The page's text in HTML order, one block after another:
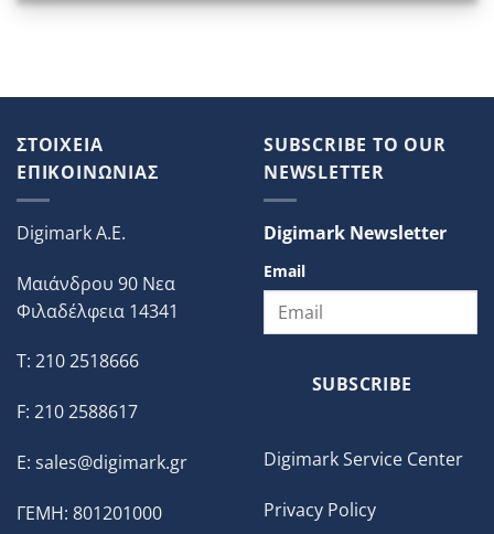
ΣΤΟΙΧΕΙΑ
ΕΠΙΚΟΙΝΩΝΙΑΣ
Digimark A.E.
Μαιάνδρου 90 Νεα
Φιλαδέλφεια 14341
T: 210 2518666
F: 210 2588617
E: sales@digimark.gr
ΓΕΜΗ: 801201000
SUBSCRIBE TO OUR
NEWSLETTER
Digimark Newsletter
Email
SUBSCRIBE
Digimark Service Center
Privacy Policy